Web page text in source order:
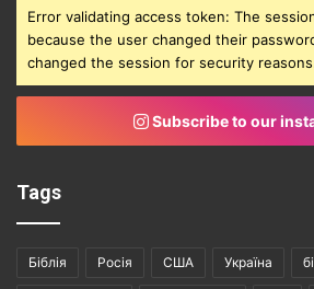
Error validating access token: The
because the user changed their
changed the session for security
Subscribe to our
Tags
Біблія Росія США Україна